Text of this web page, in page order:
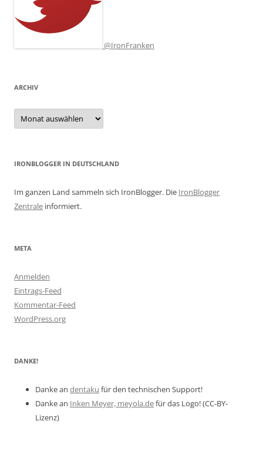
@IronFranken
ARCHIV
Archiv
IRONBLOGGER IN DEUTSCHLAND
Im ganzen Land sammeln sich IronBlogger. Die IronBlogger
Zentrale informiert.
META
Anmelden
Eintrags-Feed
Kommentar-Feed
WordPress.org
DANKE!
Danke an dentaku für den technischen Support!
Danke an Inken Meyer, meyola.defür das Logo! (CC-BY-
Lizenz)